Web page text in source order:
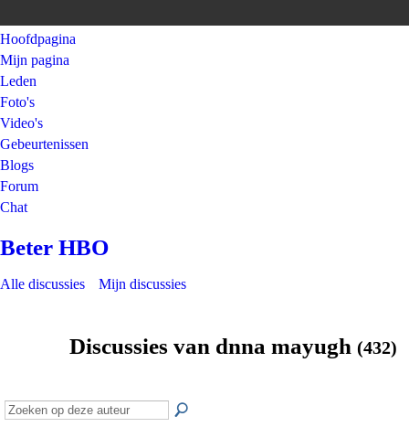
Hoofdpagina
Mijn pagina
Leden
Foto's
Video's
Gebeurtenissen
Blogs
Forum
Chat
Beter HBO
Alle discussies Mijn discussies
Discussies van dnna mayugh (432)